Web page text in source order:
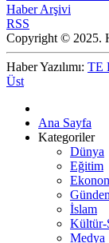
Haber Arşivi
RSS
Copyright © 2025.
Haber Yazılımı: TE
Üst
Ana Sayfa
Kategoriler
Dünya
Eğitim
İslam
Kültür-
Medya